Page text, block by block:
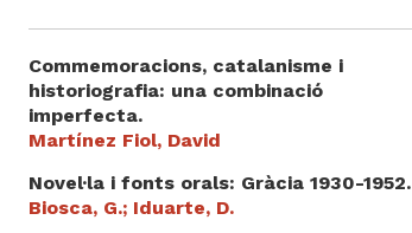
Commemoracions, catalanisme i
historiografia: una combinació
imperfecta.
Martínez Fiol, David
Novel·la i fonts orals: Gràcia 1930-1952.
Biosca, G.; Iduarte, D.